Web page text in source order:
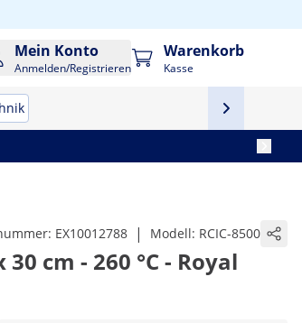
Mein Konto
Anmelden/Registrieren
Warenkorb
Kasse
EX10012788 | Modell: RCIC-8500
cm - 260 °C - Royal